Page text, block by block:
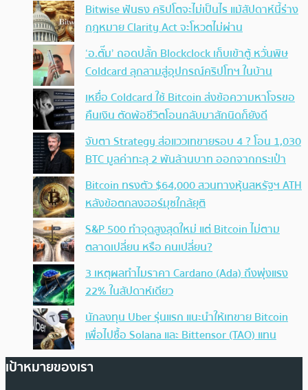
Bitwise ฟันธง คริปโตจะไม่เป็นไร แม้สัปดาห์นี้ร่าง
กฎหมาย Clarity Act จะโหวตไม่ผ่าน
‘อ.ตั๊ม’ ถอดปลั้ก Blockclock เก็บเข้าตู้ หวั่นพิษ
Coldcard ลุกลามสู่อุปกรณ์คริปโทฯ ในบ้าน
เหยื่อ Coldcard ใช้ Bitcoin ส่งข้อความหาโจรขอ
คืนเงิน ตัดพ้อชีวิตโอนกลับมาสักนิดก็ยังดี
จับตา Strategy ส่อแววเทขายรอบ 4 ? โอน 1,030
BTC มูลค่าทะลุ 2 พันล้านบาท ออกจากกระเป๋า
Bitcoin ทรงตัว $64,000 สวนทางหุ้นสหรัฐฯ ATH
หลังข้อตกลงฮอร์มุซใกล้ยุติ
S&P 500 ทำจุดสูงสุดใหม่ แต่ Bitcoin ไม่ตาม
ตลาดเปลี่ยน หรือ คนเปลี่ยน?
3 เหตุผลทำไมราคา Cardano (Ada) ถึงพุ่งแรง
22% ในสัปดาห์เดียว
นักลงทุน Uber รุ่นแรก แนะนำให้เทขาย Bitcoin
เพื่อไปซื้อ Solana และ Bittensor (TAO) แทน
เป้าหมายของเรา